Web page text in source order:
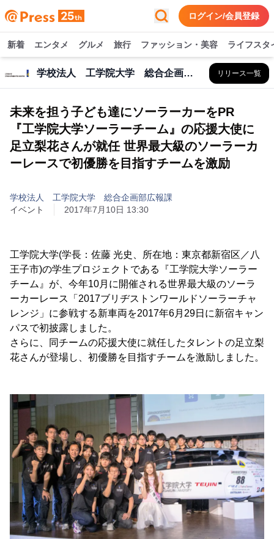
ログイン/会員登録
新着 エンタメ グルメ 旅行 ファッション・美容 ライフスタ
学校法人 工学院大学 総合企画部広報課 リリース一覧
未来を担う子ども達にソーラーカーをPR
『工学院大学ソーラーチーム』の応援大使に
足立梨花さんが就任 世界最大級のソーラーカ
ーレースで初優勝を目指すチームを激励
学校法人 工学院大学 総合企画部広報課
イベント
2017年7月10日 13:30
工学院大学(学長：佐藤 光史、所在地：東京都新宿区／八
王子市)の学生プロジェクトである『工学院大学ソーラー
チーム』が、今年10月に開催される世界最大級のソーラ
ーカーレース「2017ブリヂストンワールドソーラーチャ
レンジ」に参戦する新車両を2017年6月29日に新宿キャン
パスで初披露しました。
さらに、同チームの応援大使に就任したタレントの足立梨
花さんが登場し、初優勝を目指すチームを激励しました。